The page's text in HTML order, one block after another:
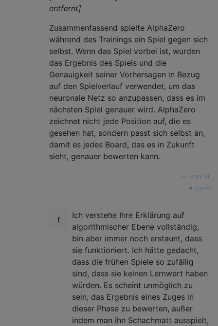
entfernt]
Zusammenfassend spielte AlphaZero
während des Trainings ein Spiel gegen sich
selbst. Wenn das Spiel vorbei ist, wurden
das Ergebnis des Spiels und die
Genauigkeit seiner Vorhersagen in Bezug
auf den Spielverlauf verwendet, um das
neuronale Netz so anzupassen, dass es im
nächsten Spiel genauer wird. AlphaZero
zeichnet nicht jede Position auf, die es
gesehen hat, sondern passt sich selbst an,
damit es jedes Board, das es in Zukunft
sieht, genauer bewerten kann.
Mark H.
quelle
Ich verstehe Ihre Erklärung auf
algorithmischer Ebene vollständig,
bin aber immer noch erstaunt, dass
sie funktioniert. Ich hätte gedacht,
dass die frühen Spiele so zufällig
sind, dass sie keinen Lernwert haben
würden. Es scheint unmöglich zu
sein, das Ergebnis eines Zuges in
dieser Phase zu bewerten, außer
indem man ihn Schachmatt ausspielt,